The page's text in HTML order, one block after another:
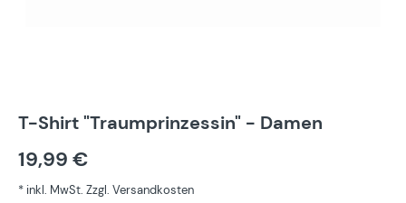
T-Shirt "Traumprinzessin" - Damen
19,99 €
* inkl. MwSt. Zzgl. Versandkosten